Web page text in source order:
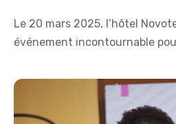
Le 20 mars 2025, l’hôtel
événement incontournable